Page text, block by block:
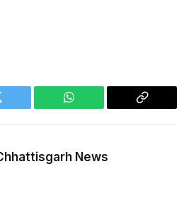
WhatsApp
Copy
News